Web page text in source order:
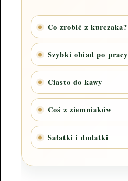
Co zrobić z kurczaka?
Szybki obiad po pracy
Ciasto do kawy
Coś z ziemniaków
Sałatki i dodatki